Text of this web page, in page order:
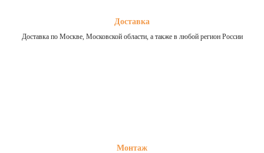
Доставка
Доставка по Москве, Московской области, а также в любой регион России
Монтаж